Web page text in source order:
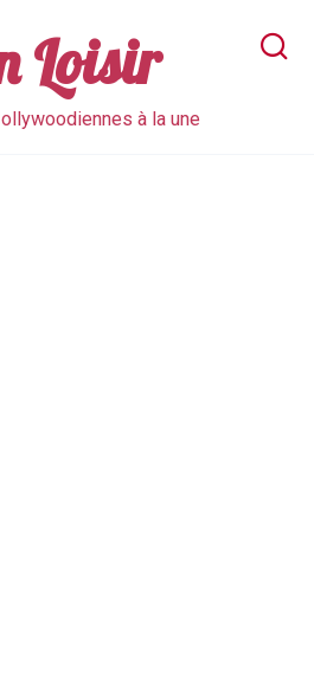
Loisir
à la une